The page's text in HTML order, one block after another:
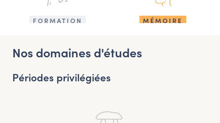
FORMATION MÉMOIRE
Nos domaines d'études
Périodes privilégiées